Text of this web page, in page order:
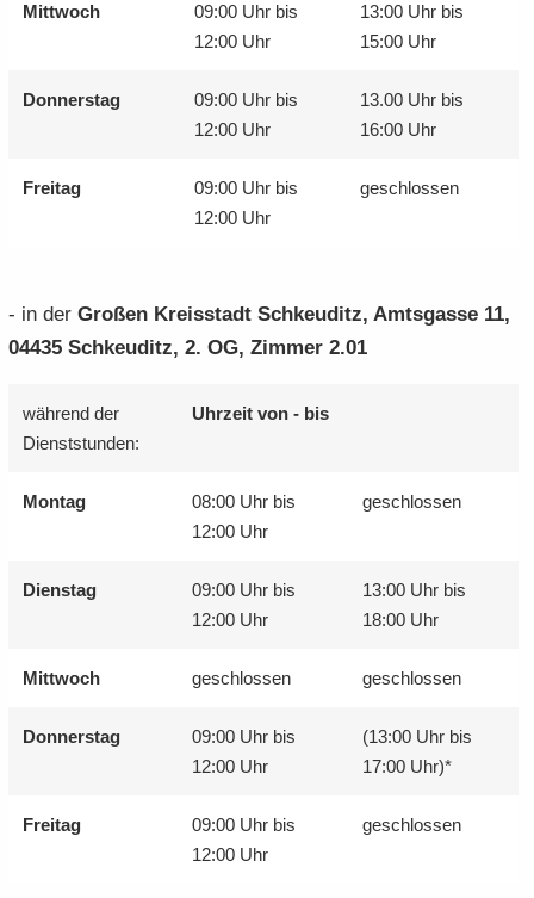
Mitt­woch
09:00 Uhr bis
12:00 Uhr
13:00 Uhr bis
15:00 Uhr
Don­ners­tag
09:00 Uhr bis
12:00 Uhr
13.00 Uhr bis
16:00 Uhr
Frei­tag
09:00 Uhr bis
12:00 Uhr
ge­schlos­sen
- in der Gro­ßen Kreis­stadt Schkeu­ditz, Amts­gas­se 11,
04435 Schkeu­ditz, 2. OG, Zim­mer 2.01
wäh­rend der
Dienst­stun­den:
Uhr­zeit von - bis
Mon­tag
08:00 Uhr bis
12:00 Uhr
ge­schlos­sen
Diens­tag
09:00 Uhr bis
12:00 Uhr
13:00 Uhr bis
18:00 Uhr
Mitt­woch ge­schlos­sen ge­schlos­sen
Don­ners­tag
09:00 Uhr bis
12:00 Uhr
(13:00 Uhr bis
17:00 Uhr)*
Frei­tag
09:00 Uhr bis
12:00 Uhr
ge­schlos­sen